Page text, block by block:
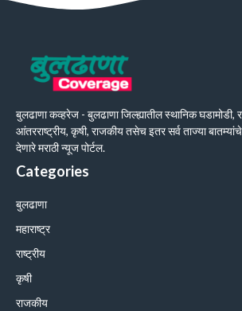
बुलढाणा कव्हरेज - बुलढाणा जिल्ह्यातील स्थानिक घडामोडी,
आंतरराष्ट्रीय, कृषी, राजकीय तसेच इतर सर्व ताज्या
देणारे मराठी न्यूज पोर्टल.
Categories
बुलढाणा
महाराष्ट्र
राष्ट्रीय
कृषी
राजकीय